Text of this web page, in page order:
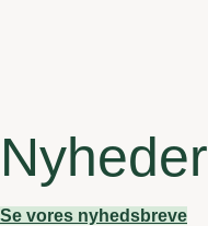
Nyheder
Se vores nyhedsbreve